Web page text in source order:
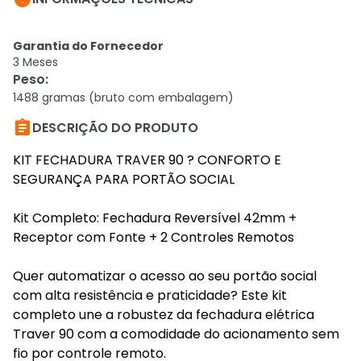
Garantia do Fornecedor
3 Meses
Peso:
1488 gramas (bruto com embalagem)
DESCRIÇÃO DO PRODUTO
KIT FECHADURA TRAVER 90 ? CONFORTO E
SEGURANÇA PARA PORTÃO SOCIAL
Kit Completo: Fechadura Reversível 42mm +
Receptor com Fonte + 2 Controles Remotos
Quer automatizar o acesso ao seu portão social
com alta resistência e praticidade? Este kit
completo une a robustez da fechadura elétrica
Traver 90 com a comodidade do acionamento sem
fio por controle remoto.